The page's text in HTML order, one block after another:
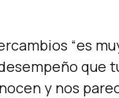
“es
que
y nos